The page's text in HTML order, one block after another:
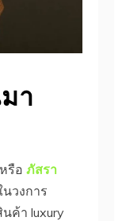
า
หรือ ภัสรา
นวงการ
ค้า luxury